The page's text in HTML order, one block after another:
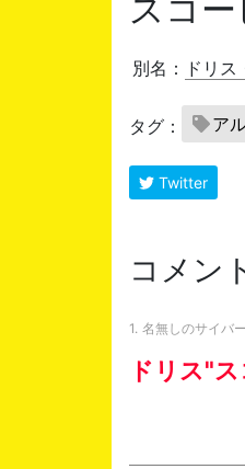
スコ
別名： ドリス
タグ： ア
Twitter
コメン
1. 名無しのサイバ
ドリス"